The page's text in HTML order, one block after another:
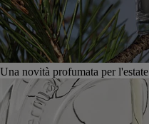
Una novità profumata per l'estate